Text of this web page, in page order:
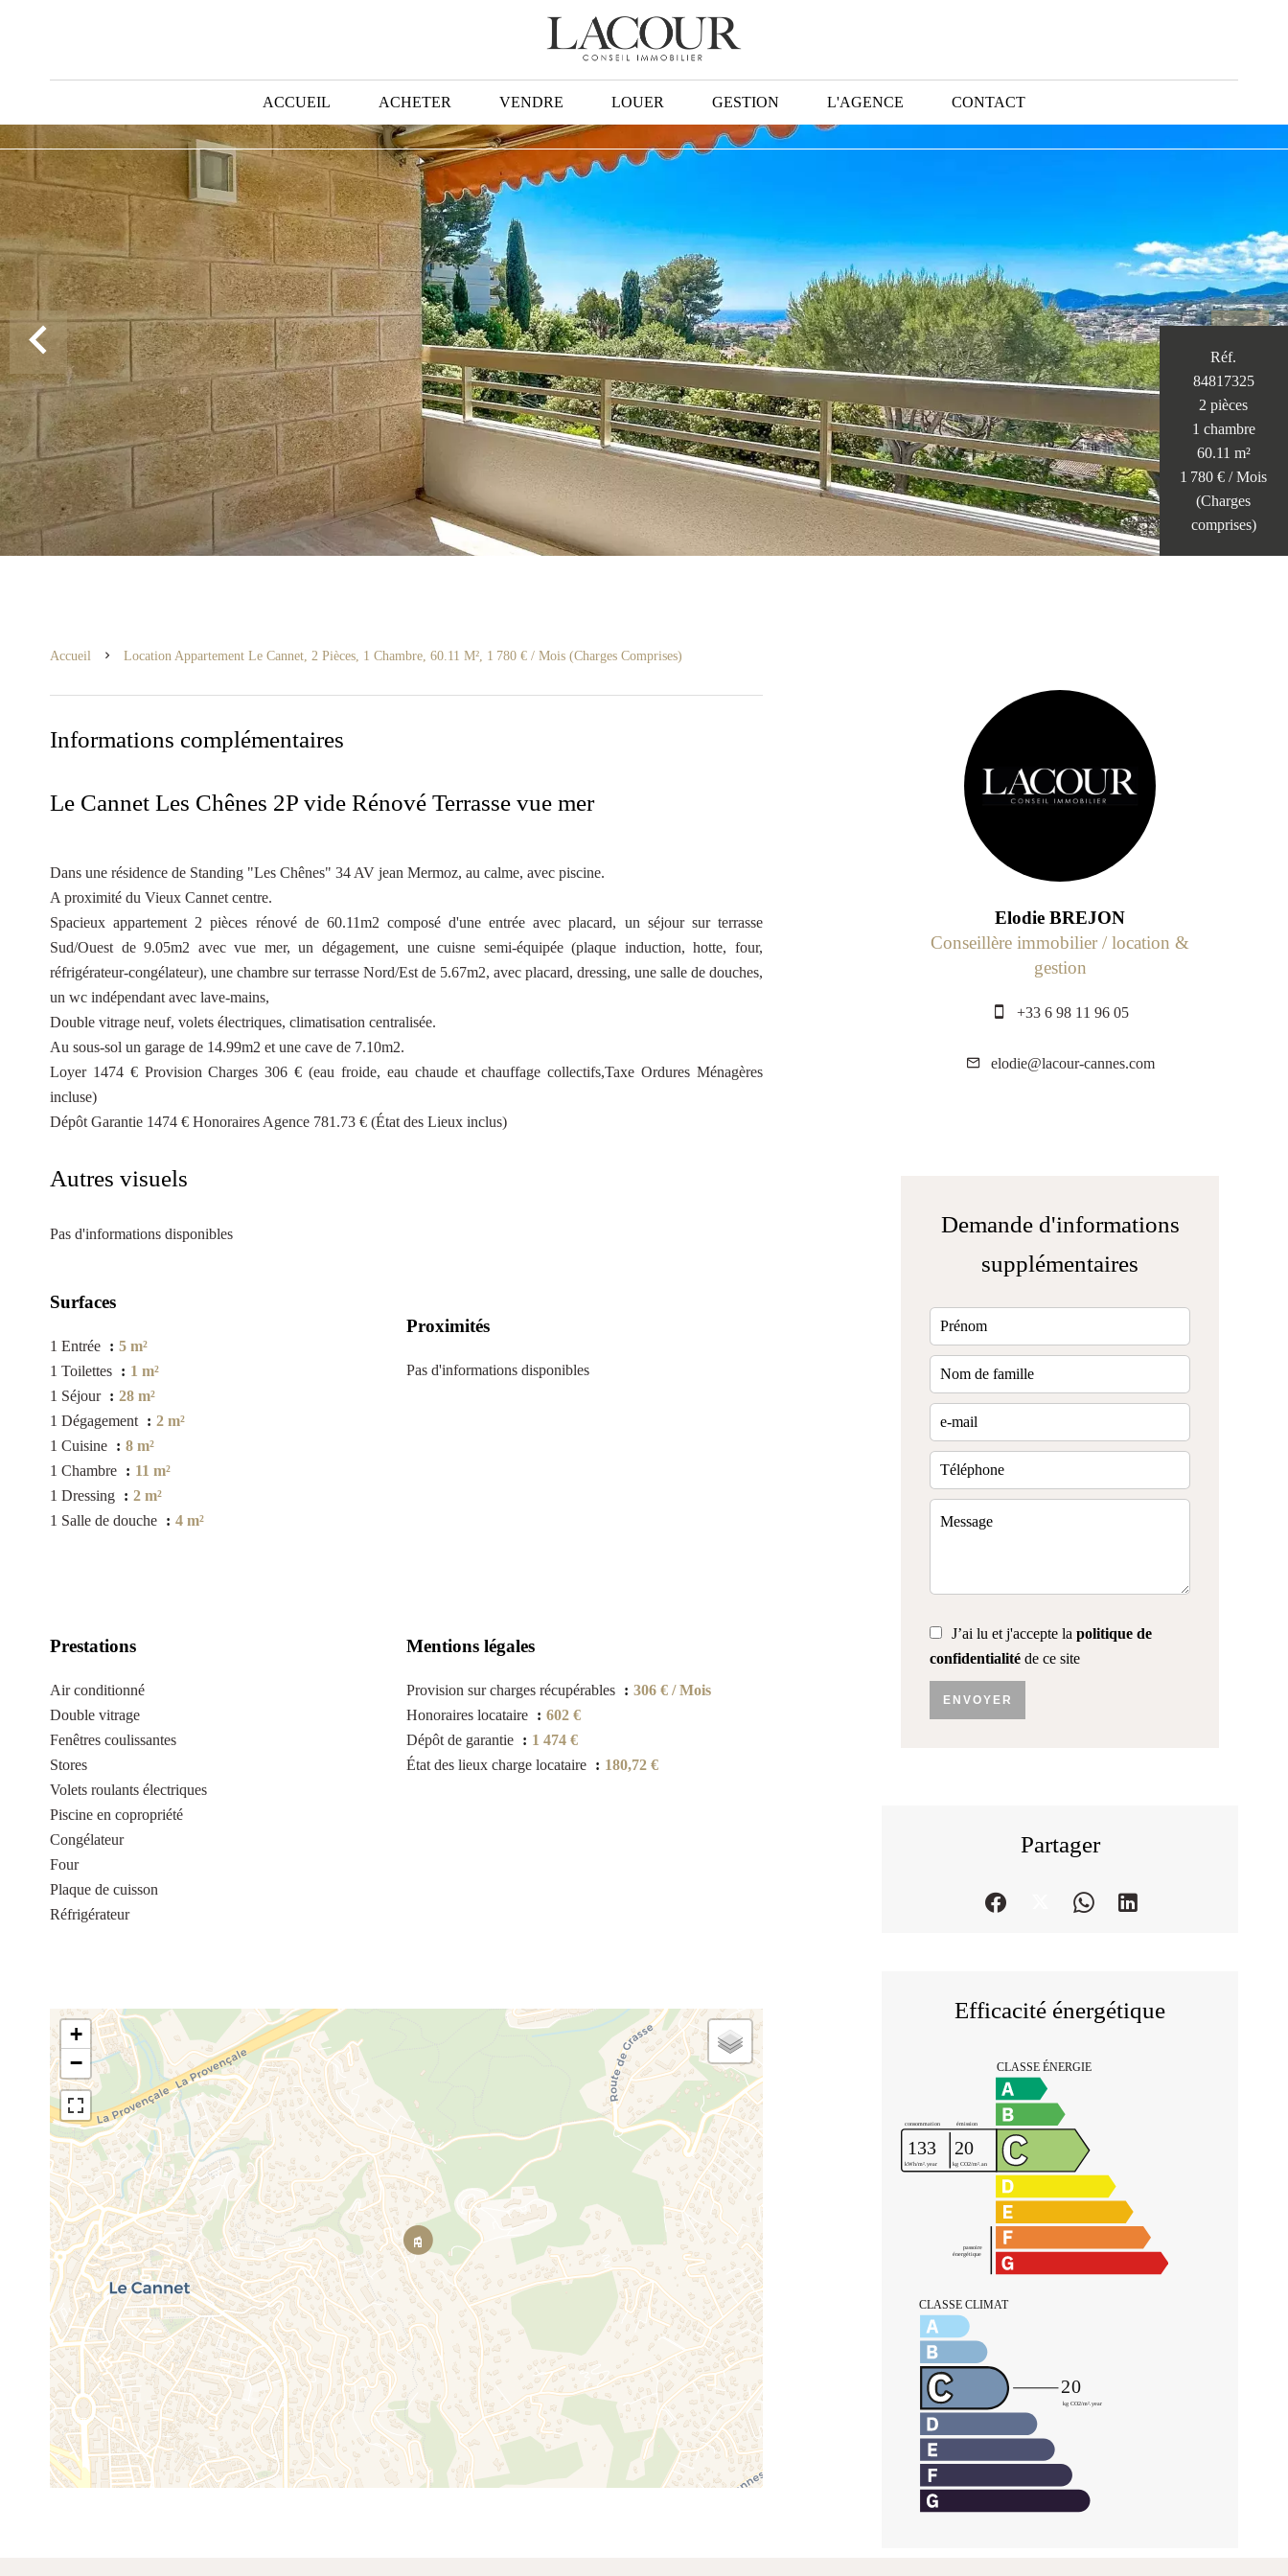
ACCUEIL ACHETER VENDRE LOUER GESTION L'AGENCE CONTACT
Réf.
84817325
2 pièces
1 chambre
60.11 m²
1 780 € / Mois
(Charges
comprises)
Accueil Location Appartement Le Cannet, 2 Pièces, 1 Chambre, 60.11 M², 1 780 € / Mois (Charges Comprises)
Informations complémentaires
Le Cannet Les Chênes 2P vide Rénové Terrasse vue mer
Dans une résidence de Standing "Les Chênes" 34 AV jean Mermoz, au calme, avec piscine.
A proximité du Vieux Cannet centre.
Spacieux appartement 2 pièces rénové de 60.11m2 composé d'une entrée avec placard, un séjour sur terrasse
Sud/Ouest de 9.05m2 avec vue mer, un dégagement, une cuisne semi-équipée (plaque induction, hotte, four,
réfrigérateur-congélateur), une chambre sur terrasse Nord/Est de 5.67m2, avec placard, dressing, une salle de douches,
un wc indépendant avec lave-mains,
Double vitrage neuf, volets électriques, climatisation centralisée.
Au sous-sol un garage de 14.99m2 et une cave de 7.10m2.
Loyer 1474 € Provision Charges 306 € (eau froide, eau chaude et chauffage collectifs,Taxe Ordures Ménagères
incluse)
Dépôt Garantie 1474 € Honoraires Agence 781.73 € (État des Lieux inclus)
Autres visuels
Pas d'informations disponibles
Surfaces
1 Entrée
5 m²
1 Toilettes
1 m²
1 Séjour
28 m²
1 Dégagement
2 m²
1 Cuisine
8 m²
1 Chambre
11 m²
1 Dressing
2 m²
1 Salle de douche
4 m²
Proximités
Pas d'informations disponibles
Prestations
Air conditionné
Double vitrage
Fenêtres coulissantes
Stores
Volets roulants électriques
Piscine en copropriété
Congélateur
Four
Plaque de cuisson
Réfrigérateur
Mentions légales
Provision sur charges récupérables
306 € / Mois
Honoraires locataire
602 €
Dépôt de garantie
1 474 €
État des lieux charge locataire
180,72 €
+
−
Elodie BREJON
Conseillère immobilier / location &
gestion
+33 6 98 11 96 05
elodie@lacour-cannes.com
Demande d'informations
supplémentaires
J’ai lu et j'accepte la politique de
confidentialité de ce site
ENVOYER
Partager
Efficacité énergétique